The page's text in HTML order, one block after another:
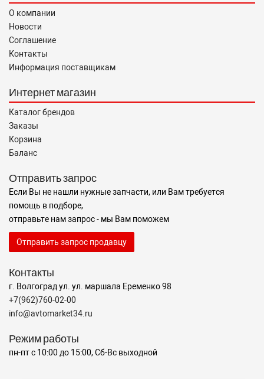
О компании
Новости
Соглашение
Контакты
Информация поставщикам
Интернет магазин
Каталог брендов
Заказы
Корзина
Баланс
Отправить запрос
Если Вы не нашли нужные запчасти, или Вам требуется
помощь в подборе,
отправьте нам запрос - мы Вам поможем
Отправить запрос продавцу
Контакты
г. Волгоград ул. ул. маршала Еременко 98
+7(962)760-02-00
info@avtomarket34.ru
Режим работы
пн-пт с 10:00 до 15:00, Сб-Вс выходной